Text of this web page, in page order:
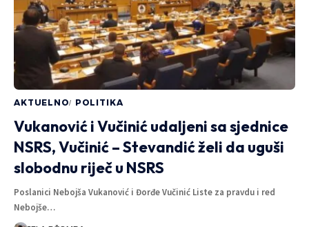
AKTUELNO POLITIKA
Vukanović i Vučinić udaljeni sa sjednice
NSRS, Vučinić – Stevandić želi da uguši
slobodnu riječ u NSRS
Poslanici Nebojša Vukanović i Đorđe Vučinić Liste za pravdu i red
Nebojše…